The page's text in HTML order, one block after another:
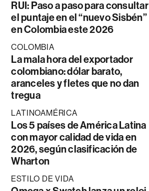
RUI: Paso a paso para consultar
el puntaje en el “nuevo Sisbén”
en Colombia este 2026
COLOMBIA
La mala hora del exportador
colombiano: dólar barato,
aranceles y fletes que no dan
tregua
LATINOAMÉRICA
Los 5 países de América Latina
con mayor calidad de vida en
2026, según clasificación de
Wharton
ESTILO DE VIDA